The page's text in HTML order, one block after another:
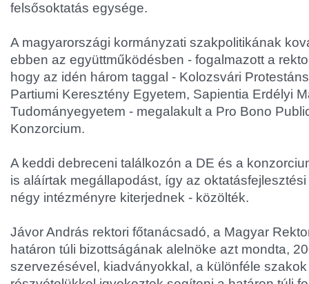
felsősoktatás egysége.
A magyarországi kormányzati szakpolitikának
ebben az együttműködésben - fogalmazott a
hogy az idén három taggal - Kolozsvári
Partiumi Keresztény Egyetem, Sapientia Erdélyi
Tudományegyetem - megalakult a Pro Bono
Konzorcium.
A keddi debreceni találkozón a DE és a
is aláírtak megállapodást, így az
négy intézményre kiterjednek - közölték.
Jávor András rektori főtanácsadó, a Magyar
határon túli bizottságának alelnöke azt mondta,
szervezésével, kiadványokkal, a különféle